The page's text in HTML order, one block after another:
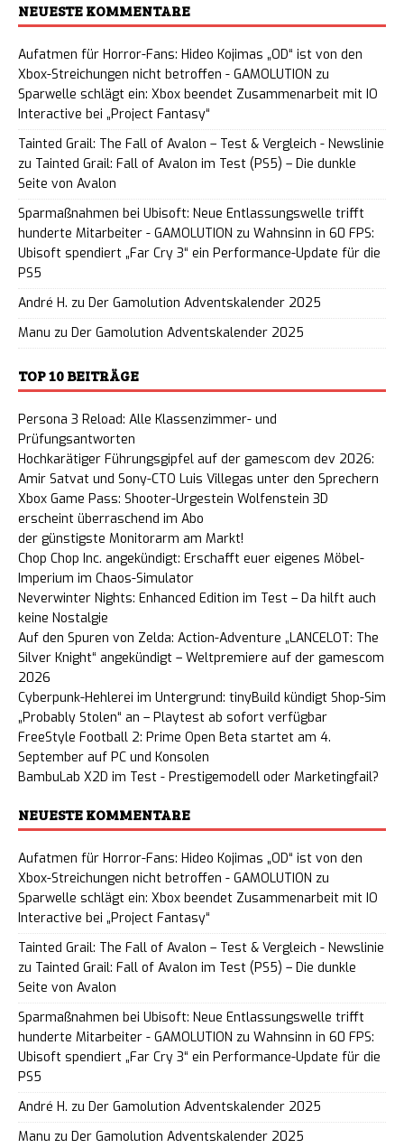
NEUESTE KOMMENTARE
Aufatmen für Horror-Fans: Hideo Kojimas „OD“ ist von den
Xbox-Streichungen nicht betroffen - GAMOLUTION zu
Sparwelle schlägt ein: Xbox beendet Zusammenarbeit mit IO
Interactive bei „Project Fantasy“
Tainted Grail: The Fall of Avalon – Test & Vergleich - Newslinie
zu Tainted Grail: Fall of Avalon im Test (PS5) – Die dunkle
Seite von Avalon
Sparmaßnahmen bei Ubisoft: Neue Entlassungswelle trifft
hunderte Mitarbeiter - GAMOLUTION zu Wahnsinn in 60 FPS:
Ubisoft spendiert „Far Cry 3“ ein Performance-Update für die
PS5
André H. zu Der Gamolution Adventskalender 2025
Manu zu Der Gamolution Adventskalender 2025
TOP 10 BEITRÄGE
Persona 3 Reload: Alle Klassenzimmer- und
Prüfungsantworten
Hochkarätiger Führungsgipfel auf der gamescom dev 2026:
Amir Satvat und Sony-CTO Luis Villegas unter den Sprechern
Xbox Game Pass: Shooter-Urgestein Wolfenstein 3D
erscheint überraschend im Abo
der günstigste Monitorarm am Markt!
Chop Chop Inc. angekündigt: Erschafft euer eigenes Möbel-
Imperium im Chaos-Simulator
Neverwinter Nights: Enhanced Edition im Test – Da hilft auch
keine Nostalgie
Auf den Spuren von Zelda: Action-Adventure „LANCELOT: The
Silver Knight“ angekündigt – Weltpremiere auf der gamescom
2026
Cyberpunk-Hehlerei im Untergrund: tinyBuild kündigt Shop-Sim
„Probably Stolen“ an – Playtest ab sofort verfügbar
FreeStyle Football 2: Prime Open Beta startet am 4.
September auf PC und Konsolen
BambuLab X2D im Test - Prestigemodell oder Marketingfail?
NEUESTE KOMMENTARE
Aufatmen für Horror-Fans: Hideo Kojimas „OD“ ist von den
Xbox-Streichungen nicht betroffen - GAMOLUTION zu
Sparwelle schlägt ein: Xbox beendet Zusammenarbeit mit IO
Interactive bei „Project Fantasy“
Tainted Grail: The Fall of Avalon – Test & Vergleich - Newslinie
zu Tainted Grail: Fall of Avalon im Test (PS5) – Die dunkle
Seite von Avalon
Sparmaßnahmen bei Ubisoft: Neue Entlassungswelle trifft
hunderte Mitarbeiter - GAMOLUTION zu Wahnsinn in 60 FPS:
Ubisoft spendiert „Far Cry 3“ ein Performance-Update für die
PS5
André H. zu Der Gamolution Adventskalender 2025
Manu zu Der Gamolution Adventskalender 2025